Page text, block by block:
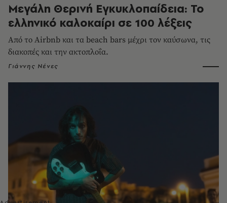
Μεγάλη Θερινή Εγκυκλοπαίδεια: Το
ελληνικό καλοκαίρι σε 100 λέξεις
Από το Airbnb και τα beach bars μέχρι τον καύσωνα, τις
διακοπές και την ακτοπλοΐα.
Γιάννης Νένες